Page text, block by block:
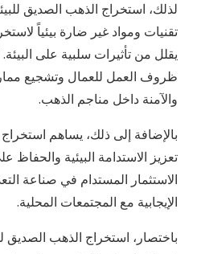
لذلك، استخراج الذهب الصديق
تقنيات ومواد غير ضارة بيئياً
يقلل من تأثيرات سلبية على
ظروف العمل للعمال وتشجيع
والآمنة داخل مناجم الذهب.
بالإضافة إلى ذلك، يساهم
تعزيز الاستدامة البيئية والحفاظ
الاستثمار المستدام في صناعة
الإيجابية مع المجتمعات المحلية.
باختصار، استخراج الذهب الصديق